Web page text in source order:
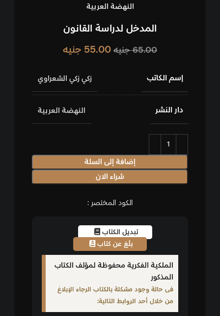
النهضة العربية
المدخل لدراسة القانون
65.00 جنيه 55.00 جنيه
إسم الكاتب زكي زكي الشعراوي
دار النشر النهضة العربية
إضافة إلى السلة
شراء الان
الكود المختصر :
تبديل الكتاب
بلّغ عن كتاب
الملكية الفكرية محفوظة لمؤلف الكتاب
المذكور
فى حالة وجود مشكلة بالكتاب الرجاء الإبلاغ
من خلال أحد الروابط التالية: